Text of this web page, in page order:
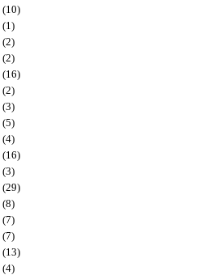
(10)
(1)
(2)
(2)
(16)
(2)
(3)
(5)
(4)
(16)
(3)
(29)
(8)
(7)
(7)
(13)
(4)